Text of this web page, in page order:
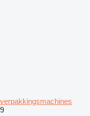
verpakkingsmachines
9